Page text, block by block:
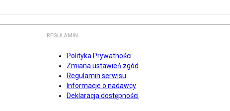
REGULAMIN
Polityka Prywatności
Zmiana ustawień zgód
Regulamin serwisu
Informacje o nadawcy
Deklaracja dostępności